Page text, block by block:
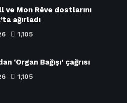
ve Mon Rêve dostlarını
ağırladı
1,105
‘Organ Bağışı’ çağrısı
1,105